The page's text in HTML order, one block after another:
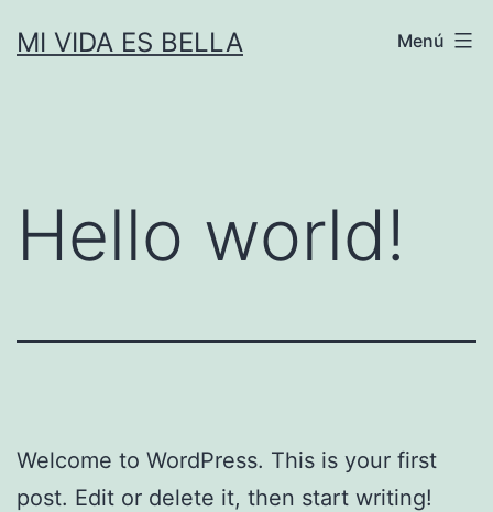
MI VIDA ES BELLA Menú
Hello world!
Welcome to WordPress. This is your first
post. Edit or delete it, then start writing!